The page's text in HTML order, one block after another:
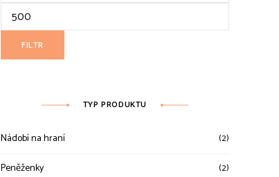
cena
Maximální
FILTR
TYP PRODUKTU
Nádobí na hraní (2)
Peněženky (2)